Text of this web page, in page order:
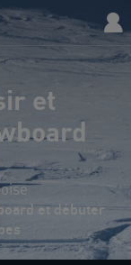
et
et débuter